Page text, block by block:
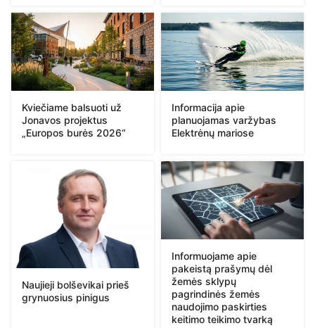
Kviečiame balsuoti už
Jonavos projektus
„Europos burės 2026“
Informacija apie
planuojamas varžybas
Elektrėnų mariose
Naujieji bolševikai prieš
grynuosius pinigus
Informuojame apie
pakeistą prašymų dėl
žemės sklypų
pagrindinės žemės
naudojimo paskirties
keitimo teikimo tvarką